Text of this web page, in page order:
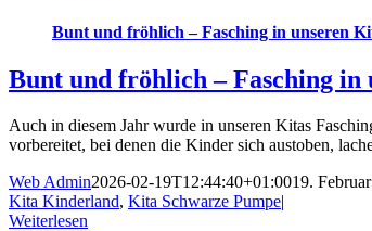
Bunt und fröhlich – Fasching in unseren
Bunt und fröhlich – Fasching in
Auch in diesem Jahr wurde in unseren Kitas
vorbereitet, bei denen die Kinder sich austoben,
Web Admin2026-02-19T12:44:40+01:0019.
Kita Kinderland, Kita Schwarze Pumpe|
Weiterlesen